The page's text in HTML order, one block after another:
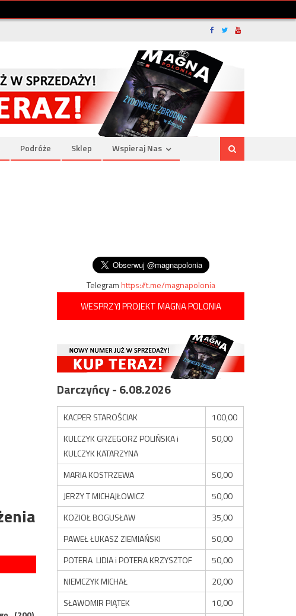
Podróże Sklep Wspieraj Nas
Telegramhttps://t.me/magnapolonia
WESPRZYJ PROJEKT MAGNA POLONIA
Darczyńcy - 6.08.2026
KACPER STAROŚCIAK
100,00
KULCZYK GRZEGORZ POLIŃSKA i
KULCZYK KATARZYNA
50,00
MARIA KOSTRZEWA
50,00
JERZY T MICHAJŁOWICZ
50,00
KOZIOŁ BOGUSŁAW
35,00
PAWEŁ ŁUKASZ ZIEMIAŃSKI
50,00
POTERA LIDIA i POTERA KRZYSZTOF
50,00
NIEMCZYK MICHAŁ
20,00
SŁAWOMIR PIĄTEK
10,00